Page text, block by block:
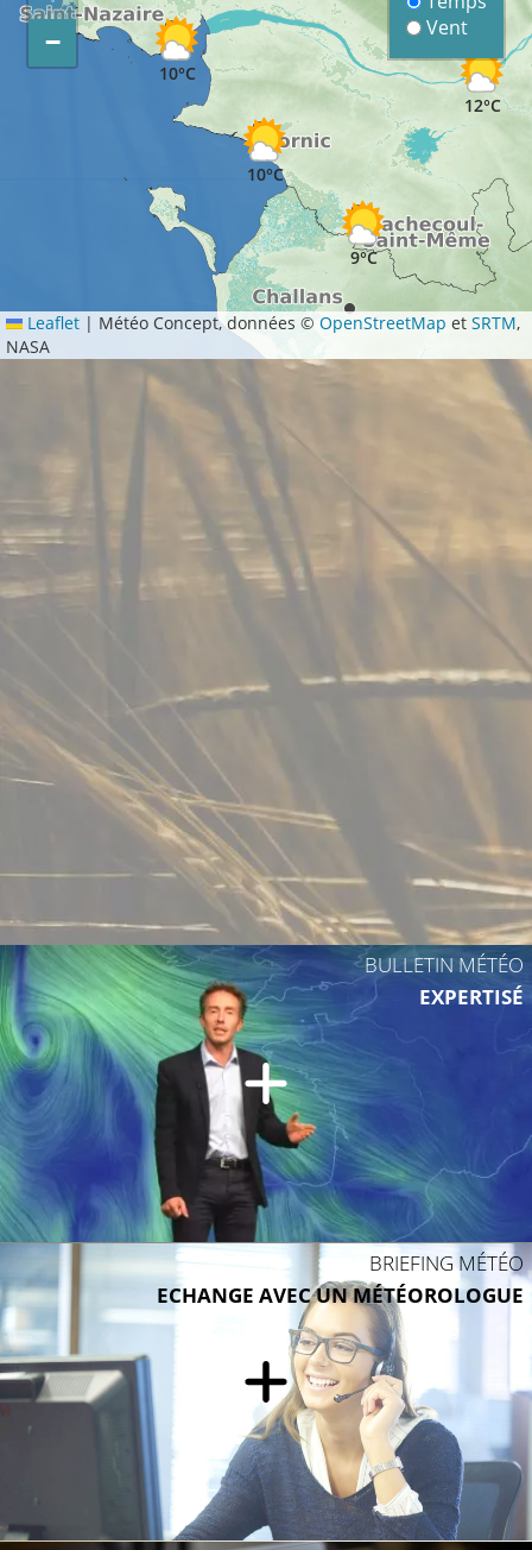
9°C
12°C
10°C
10°C
−
Vent
Leaflet | Météo Concept, données ©OpenStreetMap etSRTM,
NASA
BULLETIN MÉTÉO
EXPERTISÉ
BRIEFING MÉTÉO
ECHANGE AVEC UN MÉTÉOROLOGUE